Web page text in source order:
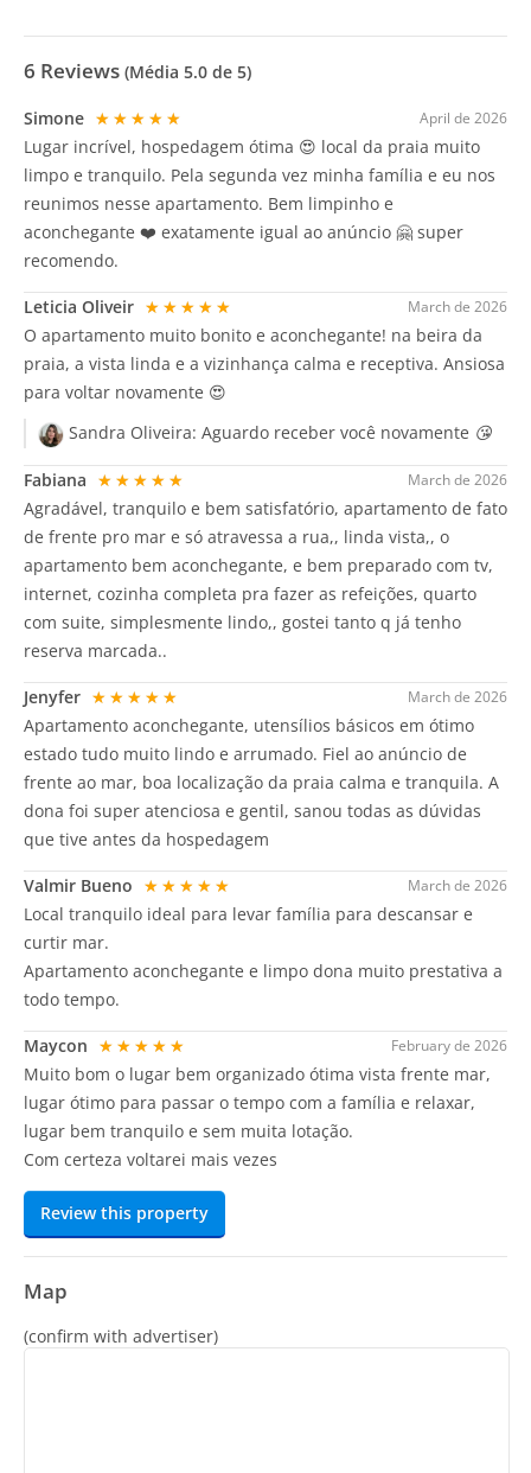
6 Reviews (Média 5.0 de 5)
April de 2026
Simone ★★★★★
Lugar incrível, hospedagem ótima 😍 local da praia muito
limpo e tranquilo. Pela segunda vez minha família e eu nos
reunimos nesse apartamento. Bem limpinho e
aconchegante ❤️ exatamente igual ao anúncio 🤗 super
recomendo.
March de 2026
Leticia Oliveir ★★★★★
O apartamento muito bonito e aconchegante! na beira da
praia, a vista linda e a vizinhança calma e receptiva. Ansiosa
para voltar novamente 😍
Sandra Oliveira: Aguardo receber você novamente 😘
March de 2026
Fabiana ★★★★★
Agradável, tranquilo e bem satisfatório, apartamento de fato
de frente pro mar e só atravessa a rua,, linda vista,, o
apartamento bem aconchegante, e bem preparado com tv,
internet, cozinha completa pra fazer as refeições, quarto
com suite, simplesmente lindo,, gostei tanto q já tenho
reserva marcada..
March de 2026
Jenyfer ★★★★★
Apartamento aconchegante, utensílios básicos em ótimo
estado tudo muito lindo e arrumado. Fiel ao anúncio de
frente ao mar, boa localização da praia calma e tranquila. A
dona foi super atenciosa e gentil, sanou todas as dúvidas
que tive antes da hospedagem
March de 2026
Valmir Bueno ★★★★★
Local tranquilo ideal para levar família para descansar e
curtir mar.
Apartamento aconchegante e limpo dona muito prestativa a
todo tempo.
February de 2026
Maycon ★★★★★
Muito bom o lugar bem organizado ótima vista frente mar,
lugar ótimo para passar o tempo com a família e relaxar,
lugar bem tranquilo e sem muita lotação.
Com certeza voltarei mais vezes
Review this property
Map
(confirm with advertiser)